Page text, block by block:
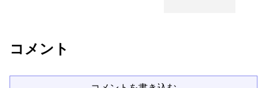
コメント